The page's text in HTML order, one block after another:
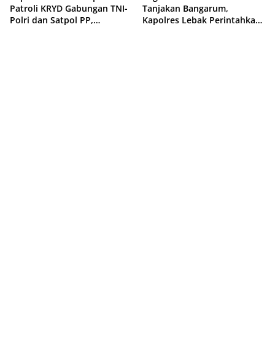
Patroli KRYD Gabungan TNI-
Polri dan Satpol PP,
Tanjakan Bangarum,
Kapolres Lebak Perintahkan